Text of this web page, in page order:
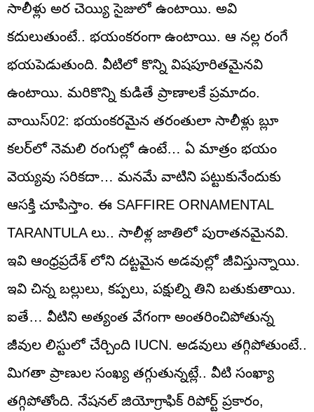
సాలీళ్లు అర చెయ్యి సైజులో ఉంటాయి. అవి
కదులుతుంటే.. భయంకరంగా ఉంటాయి. ఆ నల్ల రంగే
భయపెడుతుంది. వీటిలో కొన్ని విషపూరితమైనవి
ఉంటాయి. మరికొన్ని కుడితే ప్రాణాలకే ప్రమాదం.
వాయిస్‌02: భయంకరమైన తరంతులా సాలీళ్లు బ్లూ
కలర్‌లో నెమలి రంగుల్లో ఉంటే… ఏ మాత్రం భయం
వెయ్యవు సరికదా… మనమే వాటిని పట్టుకునేందుకు
ఆసక్తి చూపిస్తాం. ఈ SAFFIRE ORNAMENTAL
TARANTULA లు.. సాలీళ్ల జాతిలో పురాతనమైనవి.
ఇవి ఆంధ్రప్రదేశ్ లోని దట్టమైన అడవుల్లో జీవిస్తున్నాయి.
ఇవి చిన్న బల్లులు, కప్పలు, పక్షుల్ని తిని బతుకుతాయి.
ఐతే… వీటిని అత్యంత వేగంగా అంతరించిపోతున్న
జీవుల లిస్టులో చేర్చింది IUCN. అడవులు తగ్గిపోతుంటే..
మిగతా ప్రాణుల సంఖ్య తగ్గుతున్నట్లే.. వీటి సంఖ్యా
తగ్గిపోతోంది. నేషనల్ జియోగ్రాఫిక్ రిపోర్ట్‌ ప్రకారం,